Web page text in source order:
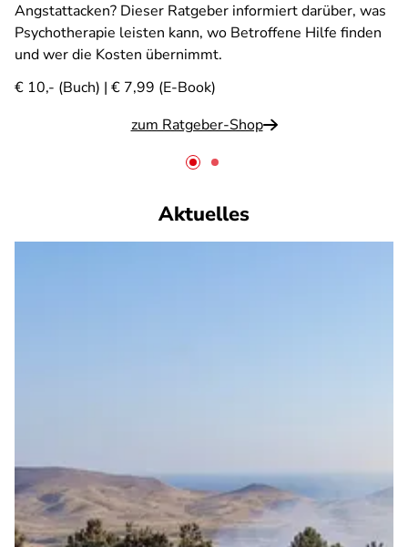
Angstattacken? Dieser Ratgeber informiert darüber, was
Psychotherapie leisten kann, wo Betroffene Hilfe finden
und wer die Kosten übernimmt.
€ 10,- (Buch) | € 7,99 (E-Book)
zum Ratgeber-Shop
Aktuelles